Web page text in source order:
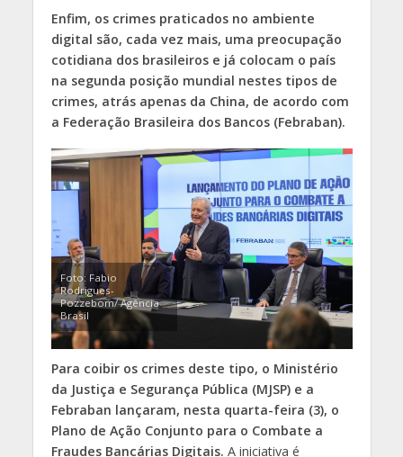
Enfim, os crimes praticados no ambiente
digital são, cada vez mais, uma preocupação
cotidiana dos brasileiros e já colocam o país
na segunda posição mundial nestes tipos de
crimes, atrás apenas da China, de acordo com
a Federação Brasileira dos Bancos (Febraban).
Foto: Fabio
Rodrigues-
Pozzebom/ Agência
Brasil
Para coibir os crimes deste tipo, o Ministério
da Justiça e Segurança Pública (MJSP) e a
Febraban lançaram, nesta quarta-feira (3), o
Plano de Ação Conjunto para o Combate a
Fraudes Bancárias Digitais. A iniciativa é